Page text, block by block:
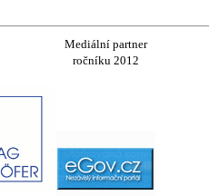
Mediální partner
ročníku 2012